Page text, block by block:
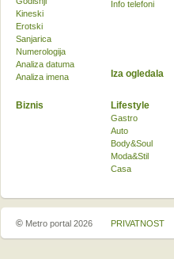
Info telefoni
Biznis Lifestyle
Gastro
Auto
Body&Soul
Moda&Stil
Casa
Kineski
Erotski
Sanjarica
Numerologija
Analiza datuma
Analiza imena
Iza ogledala
© Metro portal 2026 PRIVATNOST